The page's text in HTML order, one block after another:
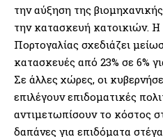
την αύξηση της
την κατασκευή κατοικιών.
Πορτογαλίας σχεδιάζει
κατασκευές από 23% σε 6%
Σε άλλες χώρες, οι
επιλέγουν επιδοματικές
αντιμετωπίσουν το κόστος
δαπάνες για επιδόματα